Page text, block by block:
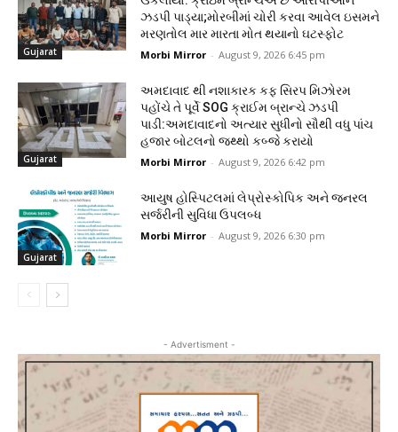
Gujarat
ઝડપી પાડ્યા;મોરબીમાં ચોરી કરવા આવેલ ઇસમને
મરણતોલ માર મારતા મોત થયાનો ઘટસ્ફોટ
Morbi Mirror - August 9, 2026 6:45 pm
Gujarat
અમદાવાદ થી નશાકારક કફ સિરપ મિઝોરમ
પહોંચે તે પૂર્વે SOG ક્રાઈમ બ્રાન્ચે ઝડપી
પાડી:અમદાવાદનો અત્યાર સુધીનો સૌથી વધુ પાંચ
હજાર બોટલનો જથ્થો કબ્જે કરાયો
Morbi Mirror - August 9, 2026 6:42 pm
Gujarat
આયુષ હોસ્પિટલમાં લેપ્રોસ્કોપિક અને જનરલ
સર્જરીની સુવિધા ઉપલબ્ધ
Morbi Mirror - August 9, 2026 6:30 pm
- Advertisment -